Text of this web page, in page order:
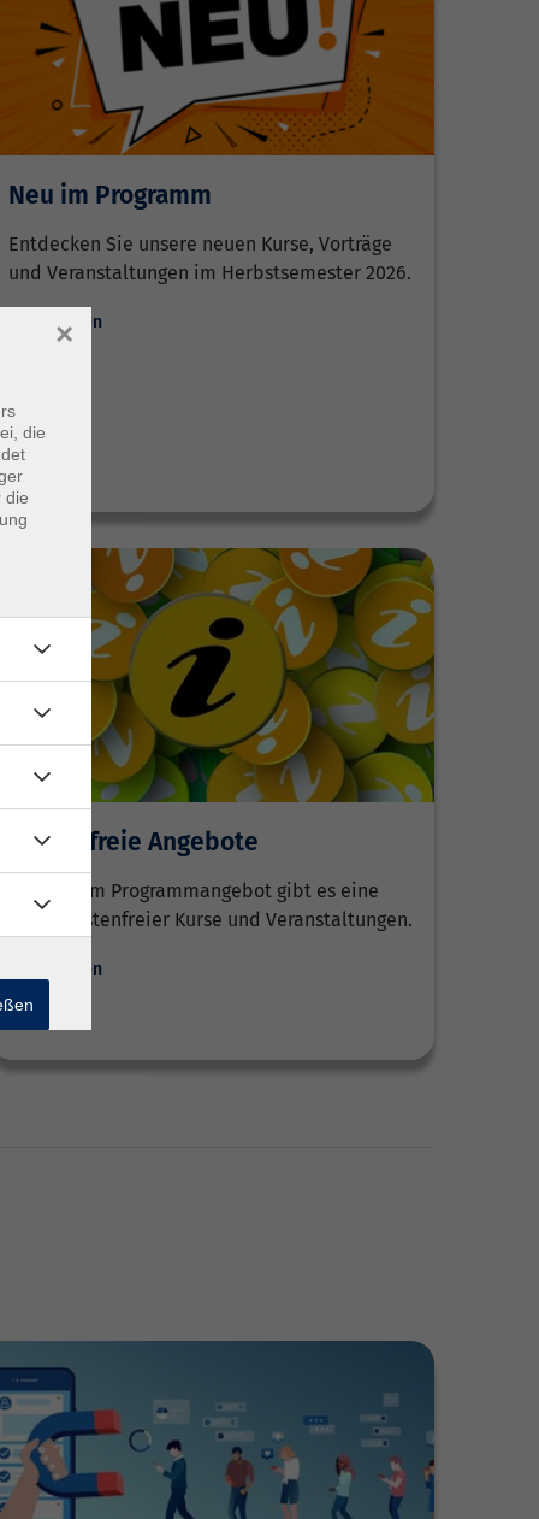
Neu im Programm
Entdecken Sie unsere neuen Kurse, Vorträge
und Veranstaltungen im Herbstsemester 2026.
Weiterlesen
Kostenfreie Angebote
In unserem Programmangebot gibt es eine
Reihe kostenfreier Kurse und Veranstaltungen.
Weiterlesen
die
die
×